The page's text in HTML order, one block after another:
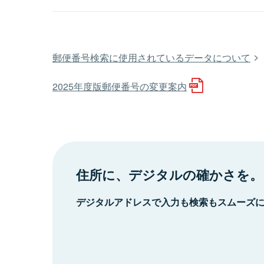
郵便番号検索に使用されているデータについて
2025年度版郵便番号の変更案内
住所に、デジタルの確かさを。
デジタルアドレスで入力も検索もスムーズ